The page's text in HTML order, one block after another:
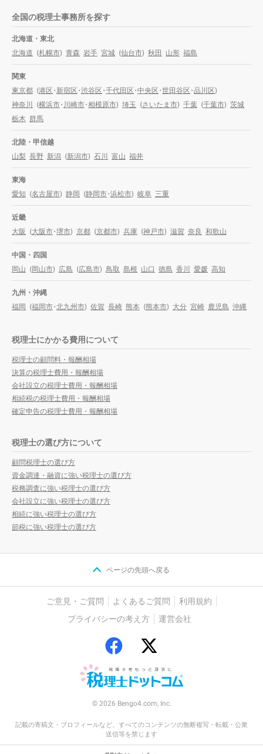
全国の税理士事務所を探す
北海道・東北
北海道 (札幌市) 青森 岩手 宮城 (仙台市) 秋田 山形 福島
関東
東京都 (港区・新宿区・渋谷区・千代田区・中央区・世田谷区・品川区)
神奈川 (横浜市・川崎市・相模原市) 埼玉 (さいたま市) 千葉 (千葉市) 茨城
栃木 群馬
北陸・甲信越
山梨 長野 新潟 (新潟市) 石川 富山 福井
東海
愛知 (名古屋市) 静岡 (静岡市・浜松市) 岐阜 三重
近畿
大阪 (大阪市・堺市) 京都 (京都市) 兵庫 (神戸市) 滋賀 奈良 和歌山
中国・四国
岡山 (岡山市) 広島 (広島市) 鳥取 島根 山口 徳島 香川 愛媛 高知
九州・沖縄
福岡 (福岡市・北九州市) 佐賀 長崎 熊本 (熊本市) 大分 宮崎 鹿児島 沖縄
税理士にかかる費用について
税理士の顧問料・報酬相場
決算の税理士費用・報酬相場
会社設立の税理士費用・報酬相場
相続税の税理士費用・報酬相場
確定申告の税理士費用・報酬相場
税理士の選び方について
顧問税理士の選び方
資金調達・融資に強い税理士の選び方
税務調査に強い税理士の選び方
会社設立に強い税理士の選び方
相続に強い税理士の選び方
節税に強い税理士の選び方
ページの先頭へ戻る
ご意見・ご質問 よくあるご質問
利用規約
プライバシーの考え方
運営会社
© 2026 Bengo4.com, Inc.
記載の寄稿文・プロフィールなど、すべてのコンテンツの無断複写・転載・公衆
送信等を禁じます